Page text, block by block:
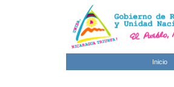
Inicio